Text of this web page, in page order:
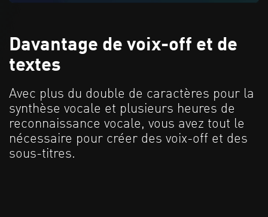
Davantage de voix-off et de
textes
Avec plus du double de caractères pour la
synthèse vocale et plusieurs heures de
reconnaissance vocale, vous avez tout le
nécessaire pour créer des voix-off et des
sous-titres.